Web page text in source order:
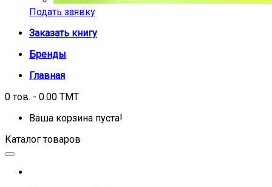
Подать заявку
Заказать книгу
Бренды
Главная
0 тов. - 0.00 TMT
Ваша корзина пуста!
Каталог товаров